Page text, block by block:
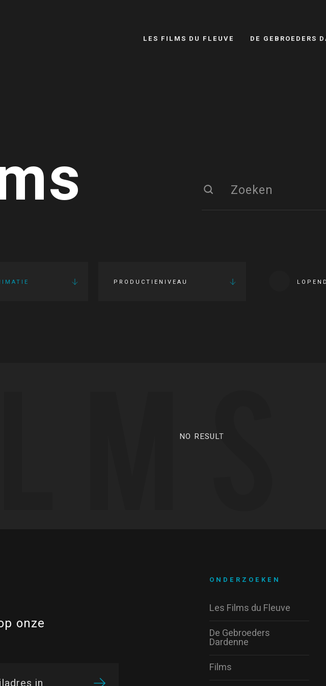
LES FILMS DU FLEUVE DE GEBROEDERS
PRODUCTIENIVEAU LOPEND
NO RESULT
onze
ONDERZOEKEN
Les Films du Fleuve
De Gebroeders
Dardenne
Films